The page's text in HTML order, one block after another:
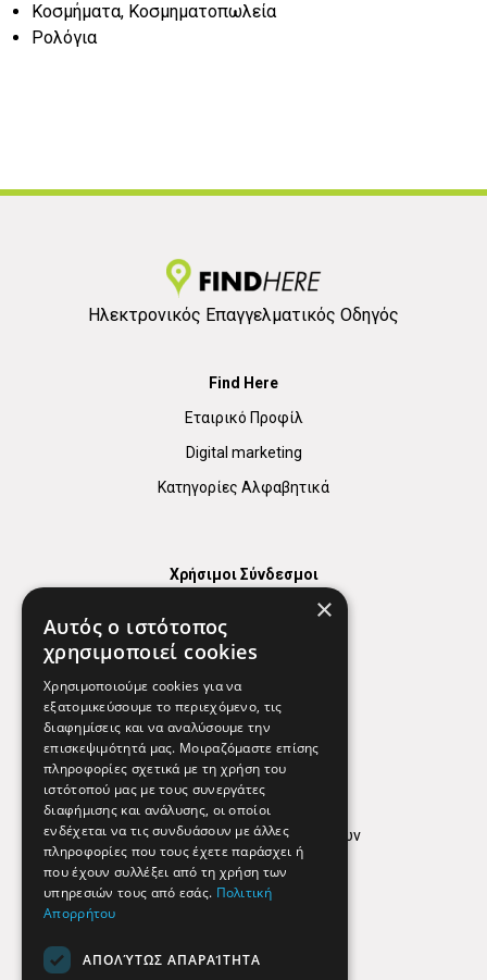
Κοσμήματα, Κοσμηματοπωλεία
Ρολόγια
Ηλεκτρονικός Επαγγελματικός Οδηγός
Find Here
Εταιρικό Προφίλ
Digital marketing
Κατηγορίες Αλφαβητικά
Χρήσιμοι Σύνδεσμοι
Χρήσιμα Τηλέφωνα
Εφημερεύοντα Φαρμακεία
Απόρρητο
Όροι Χρήσης
Πολιτική προστασίας δεδομένων
Findhere
Social Media
×
Αυτός ο ιστότοπος
χρησιμοποιεί cookies
Χρησιμοποιούμε cookies για να
εξατομικεύσουμε το περιεχόμενο, τις
διαφημίσεις και να αναλύσουμε την
επισκεψιμότητά μας. Μοιραζόμαστε επίσης
πληροφορίες σχετικά με τη χρήση του
ιστότοπού μας με τους συνεργάτες
διαφήμισης και ανάλυσης, οι οποίοι
ενδέχεται να τις συνδυάσουν με άλλες
πληροφορίες που τους έχετε παράσχει ή
που έχουν συλλέξει από τη χρήση των
υπηρεσιών τους από εσάς. Πολιτική
Απορρήτου
ΑΠΟΛΎΤΩΣ ΑΠΑΡΑΊΤΗΤΑ